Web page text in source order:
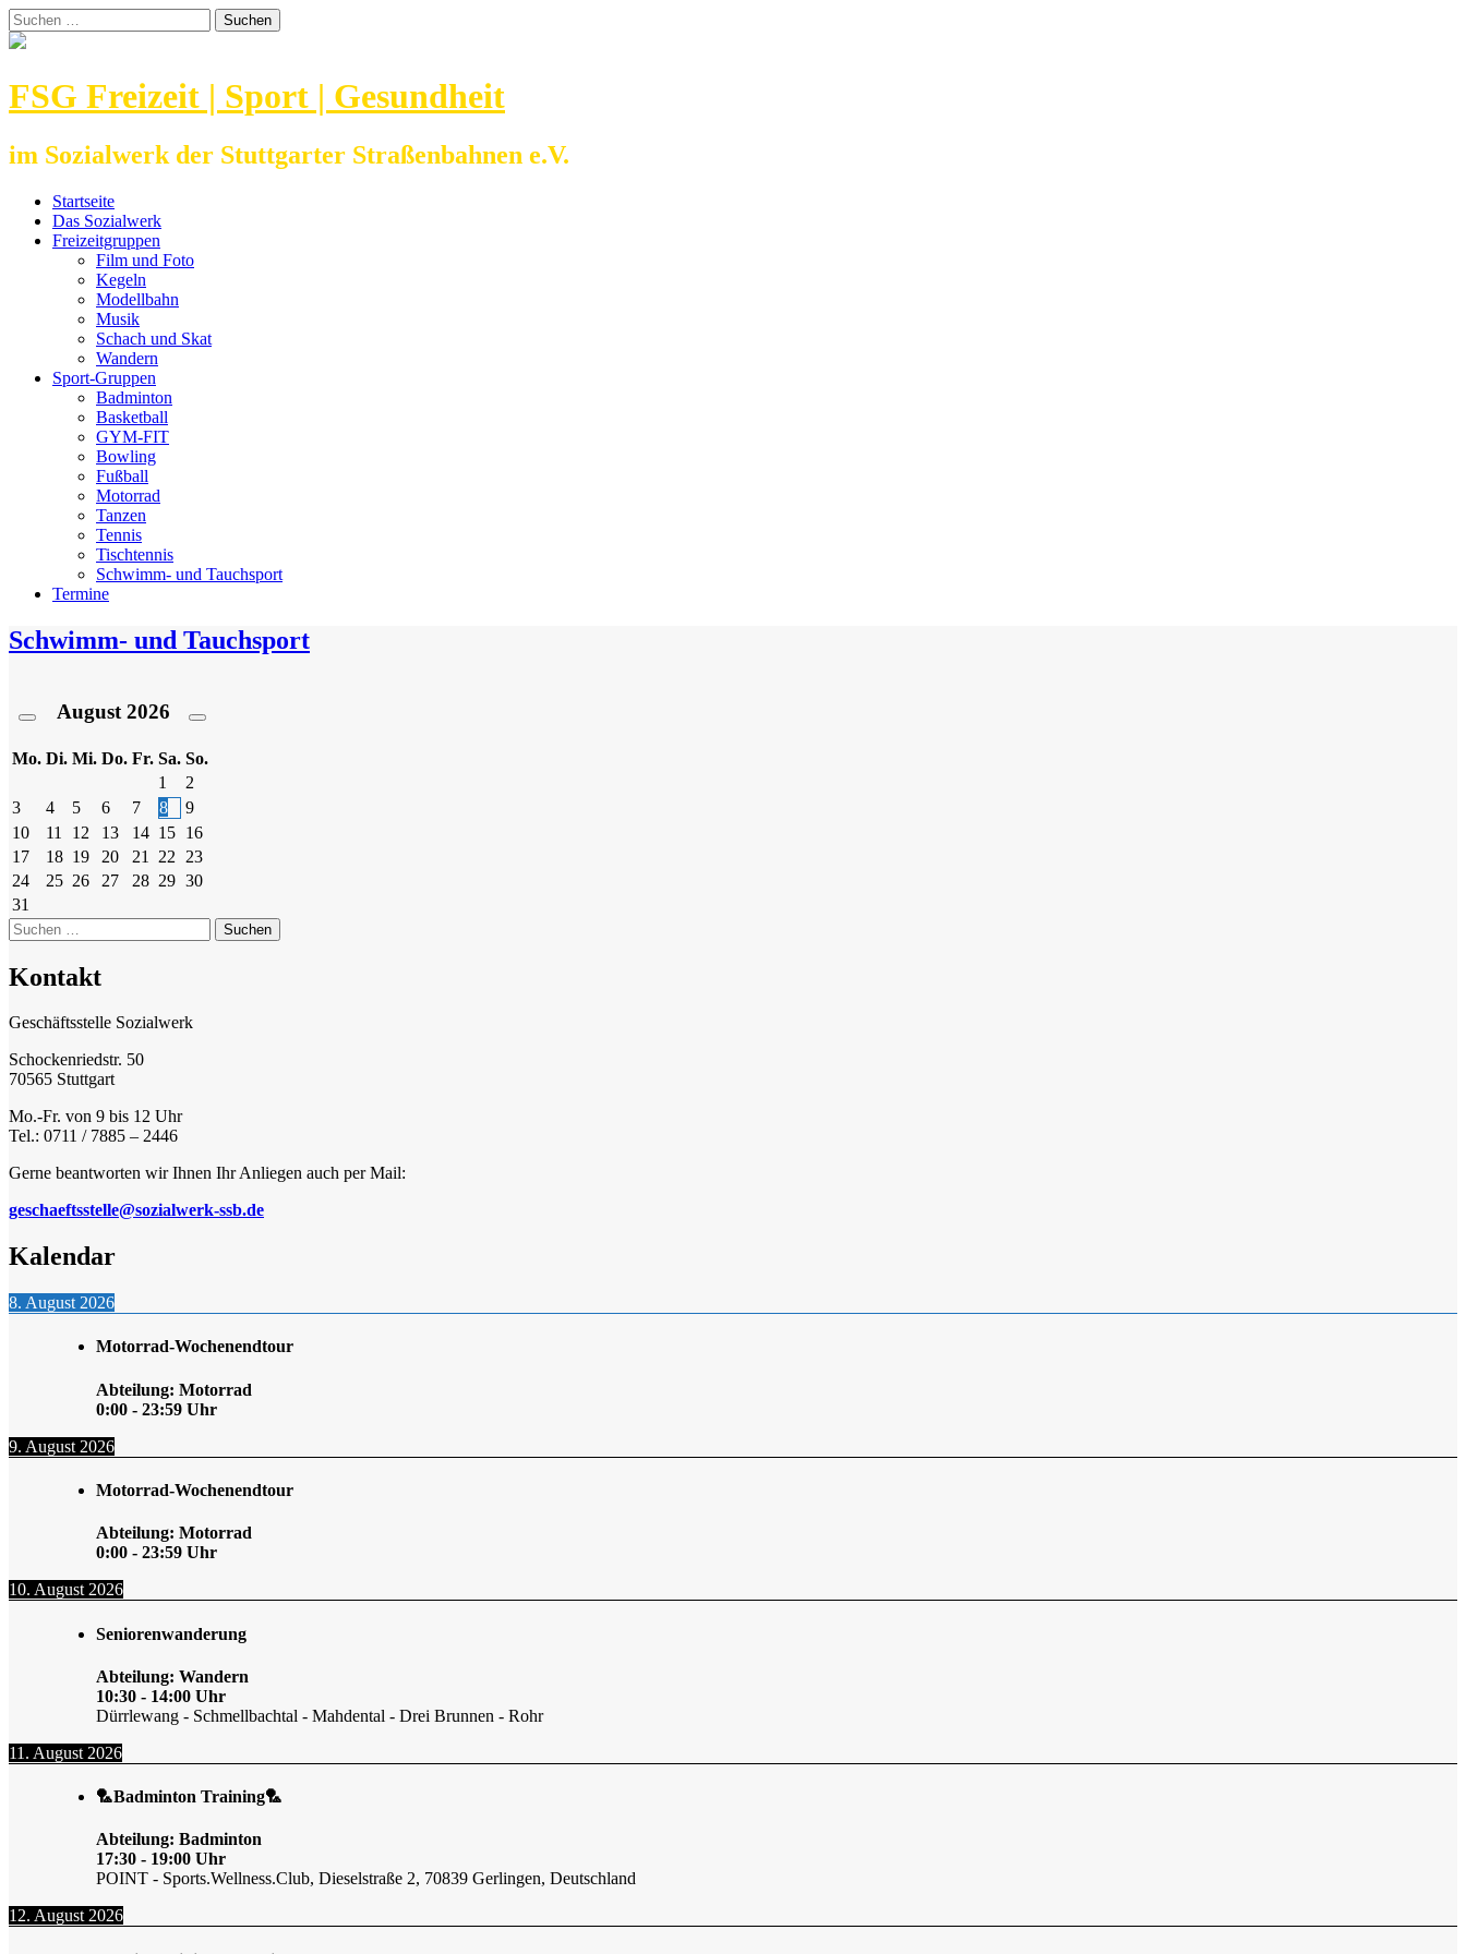
Zum
Inhalt
Suchen
nach:
FSG Freizeit | Sport | Gesundheit
im Sozialwerk der Stuttgarter Straßenbahnen e.V.
Startseite
Das Sozialwerk
Freizeitgruppen
Film und Foto
Kegeln
Modellbahn
Musik
Schach und Skat
Wandern
Sport-Gruppen
Badminton
Basketball
GYM-FIT
Bowling
Fußball
Motorrad
Tanzen
Tennis
Tischtennis
Schwimm- und Tauchsport
Termine
Schwimm- und Tauchsport
August 2026
Mo. Di. Mi. Do. Fr. Sa. So.
1
2
3
4 5 6 7 8
9
10
11 12 13 14 15 16
17
18 19 20 21 22
23
24
25 26 27 28 29 30
31
Suchen
nach:
Kontakt
Geschäftsstelle Sozialwerk
Schockenriedstr. 50
70565 Stuttgart
Mo.-Fr. von 9 bis 12 Uhr
Tel.: 0711 / 7885 – 2446
Gerne beantworten wir Ihnen Ihr Anliegen auch per Mail:
geschaeftsstelle@sozialwerk-ssb.de
Kalendar
8. August 2026
Motorrad-Wochenendtour
Abteilung: Motorrad
0:00 - 23:59 Uhr
9. August 2026
Motorrad-Wochenendtour
Abteilung: Motorrad
0:00 - 23:59 Uhr
10. August 2026
Seniorenwanderung
Abteilung: Wandern
10:30 - 14:00 Uhr
Dürrlewang - Schmellbachtal - Mahdental - Drei Brunnen - Rohr
11. August 2026
🏸Badminton Training🏸
Abteilung: Badminton
17:30 - 19:00 Uhr
POINT - Sports.Wellness.Club, Dieselstraße 2, 70839 Gerlingen, Deutschland
12. August 2026